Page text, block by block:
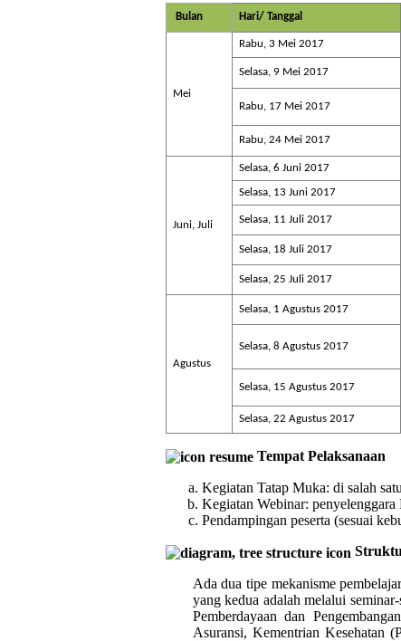
Bulan Hari/ Tanggal
Mei
Rabu, 3 Mei 2017
Selasa, 9 Mei 2017
Rabu, 17 Mei 2017
Rabu, 24 Mei 2017
Juni, Juli
Selasa, 6 Juni 2017
Selasa, 13 Juni 2017
Selasa, 11 Juli 2017
Selasa, 18 Juli 2017
Selasa, 25 Juli 2017
Agustus
Selasa, 1 Agustus 2017
Selasa, 8 Agustus 2017
Selasa, 15 Agustus 2017
Selasa, 22 Agustus 2017
Tempat Pelaksanaan
Kegiatan Tatap Muka: di salah
Kegiatan Webinar:
Pendampingan peserta (sesuai
Ada dua tipe mekanisme
yang kedua adalah melalui
Pemberdayaan dan
Asuransi, Kementrian Kesehatan